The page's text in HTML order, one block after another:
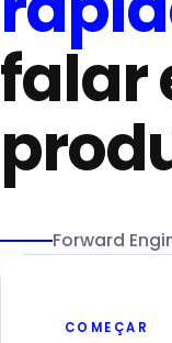
falar
Forward
COMEÇAR